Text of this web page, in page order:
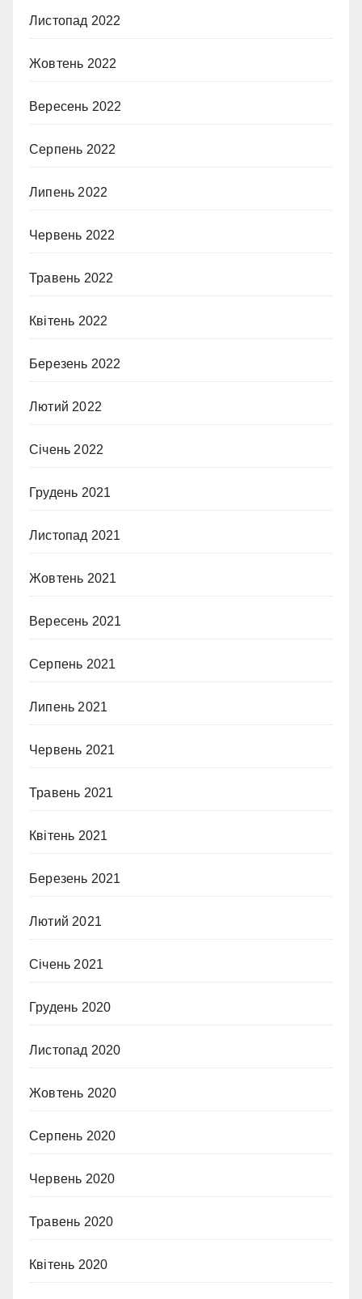
Листопад 2022
Жовтень 2022
Вересень 2022
Серпень 2022
Липень 2022
Червень 2022
Травень 2022
Квітень 2022
Березень 2022
Лютий 2022
Січень 2022
Грудень 2021
Листопад 2021
Жовтень 2021
Вересень 2021
Серпень 2021
Липень 2021
Червень 2021
Травень 2021
Квітень 2021
Березень 2021
Лютий 2021
Січень 2021
Грудень 2020
Листопад 2020
Жовтень 2020
Серпень 2020
Червень 2020
Травень 2020
Квітень 2020